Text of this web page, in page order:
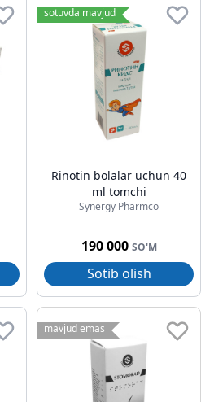
sotuvda mavjud
Rinotin bolalar uchun 40
ml tomchi
Synergy Pharmco
190 000 SO'M
Sotib olish
mavjud emas